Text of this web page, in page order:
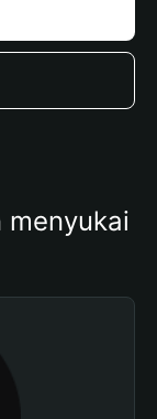
menyukai